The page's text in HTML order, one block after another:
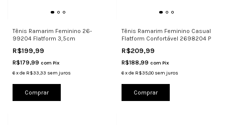
Tênis Ramarim Feminino 26-
99204 Flatform 3,5cm
R$199,99
R$179,99 com Pix
6xde R$33,33 sem juros
Comprar
Tênis Ramarim Feminino Casual
Flatform Confortável 2698204 P
R$209,99
R$188,99 com Pix
6 xde R$35,00 sem juros
Comprar